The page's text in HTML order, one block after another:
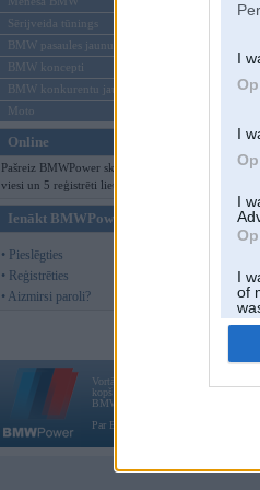
I
I
I
I
of
Sērijveida tūnings
BMW pasaules jaunumi
BMW koncepti
BMW konkurentu jaunumi
Moto
Online
Pašreiz BMWPower skatās 135
viesi un 5 reģistrēti lietotāji.
Ienākt BMWPower
• Pieslēgties
• Reģistrēties
• Aizmirsi paroli?
Vortāls BMWPower.lv darbojas
kopš 2002. gada 14. maija. Tas nav
BMW AG.
Par BMWPower